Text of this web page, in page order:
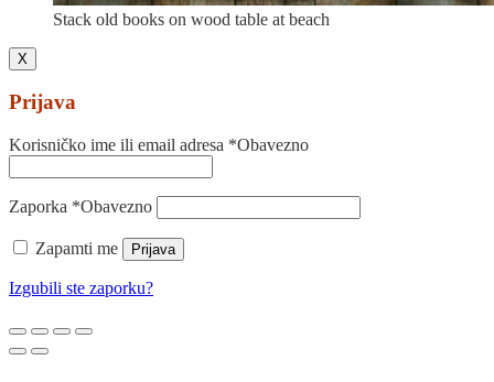
Stack old books on wood table at beach
X
Prijava
Korisničko ime ili email adresa *Obavezno
Zaporka *Obavezno
Zapamti me Prijava
Izgubili ste zaporku?